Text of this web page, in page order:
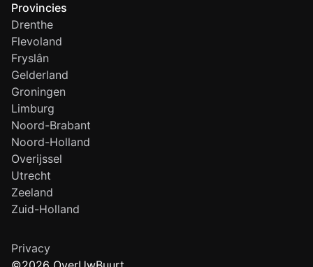
Provincies
Drenthe
Flevoland
Fryslân
Gelderland
Groningen
Limburg
Noord-Brabant
Noord-Holland
Overijssel
Utrecht
Zeeland
Zuid-Holland
Privacy